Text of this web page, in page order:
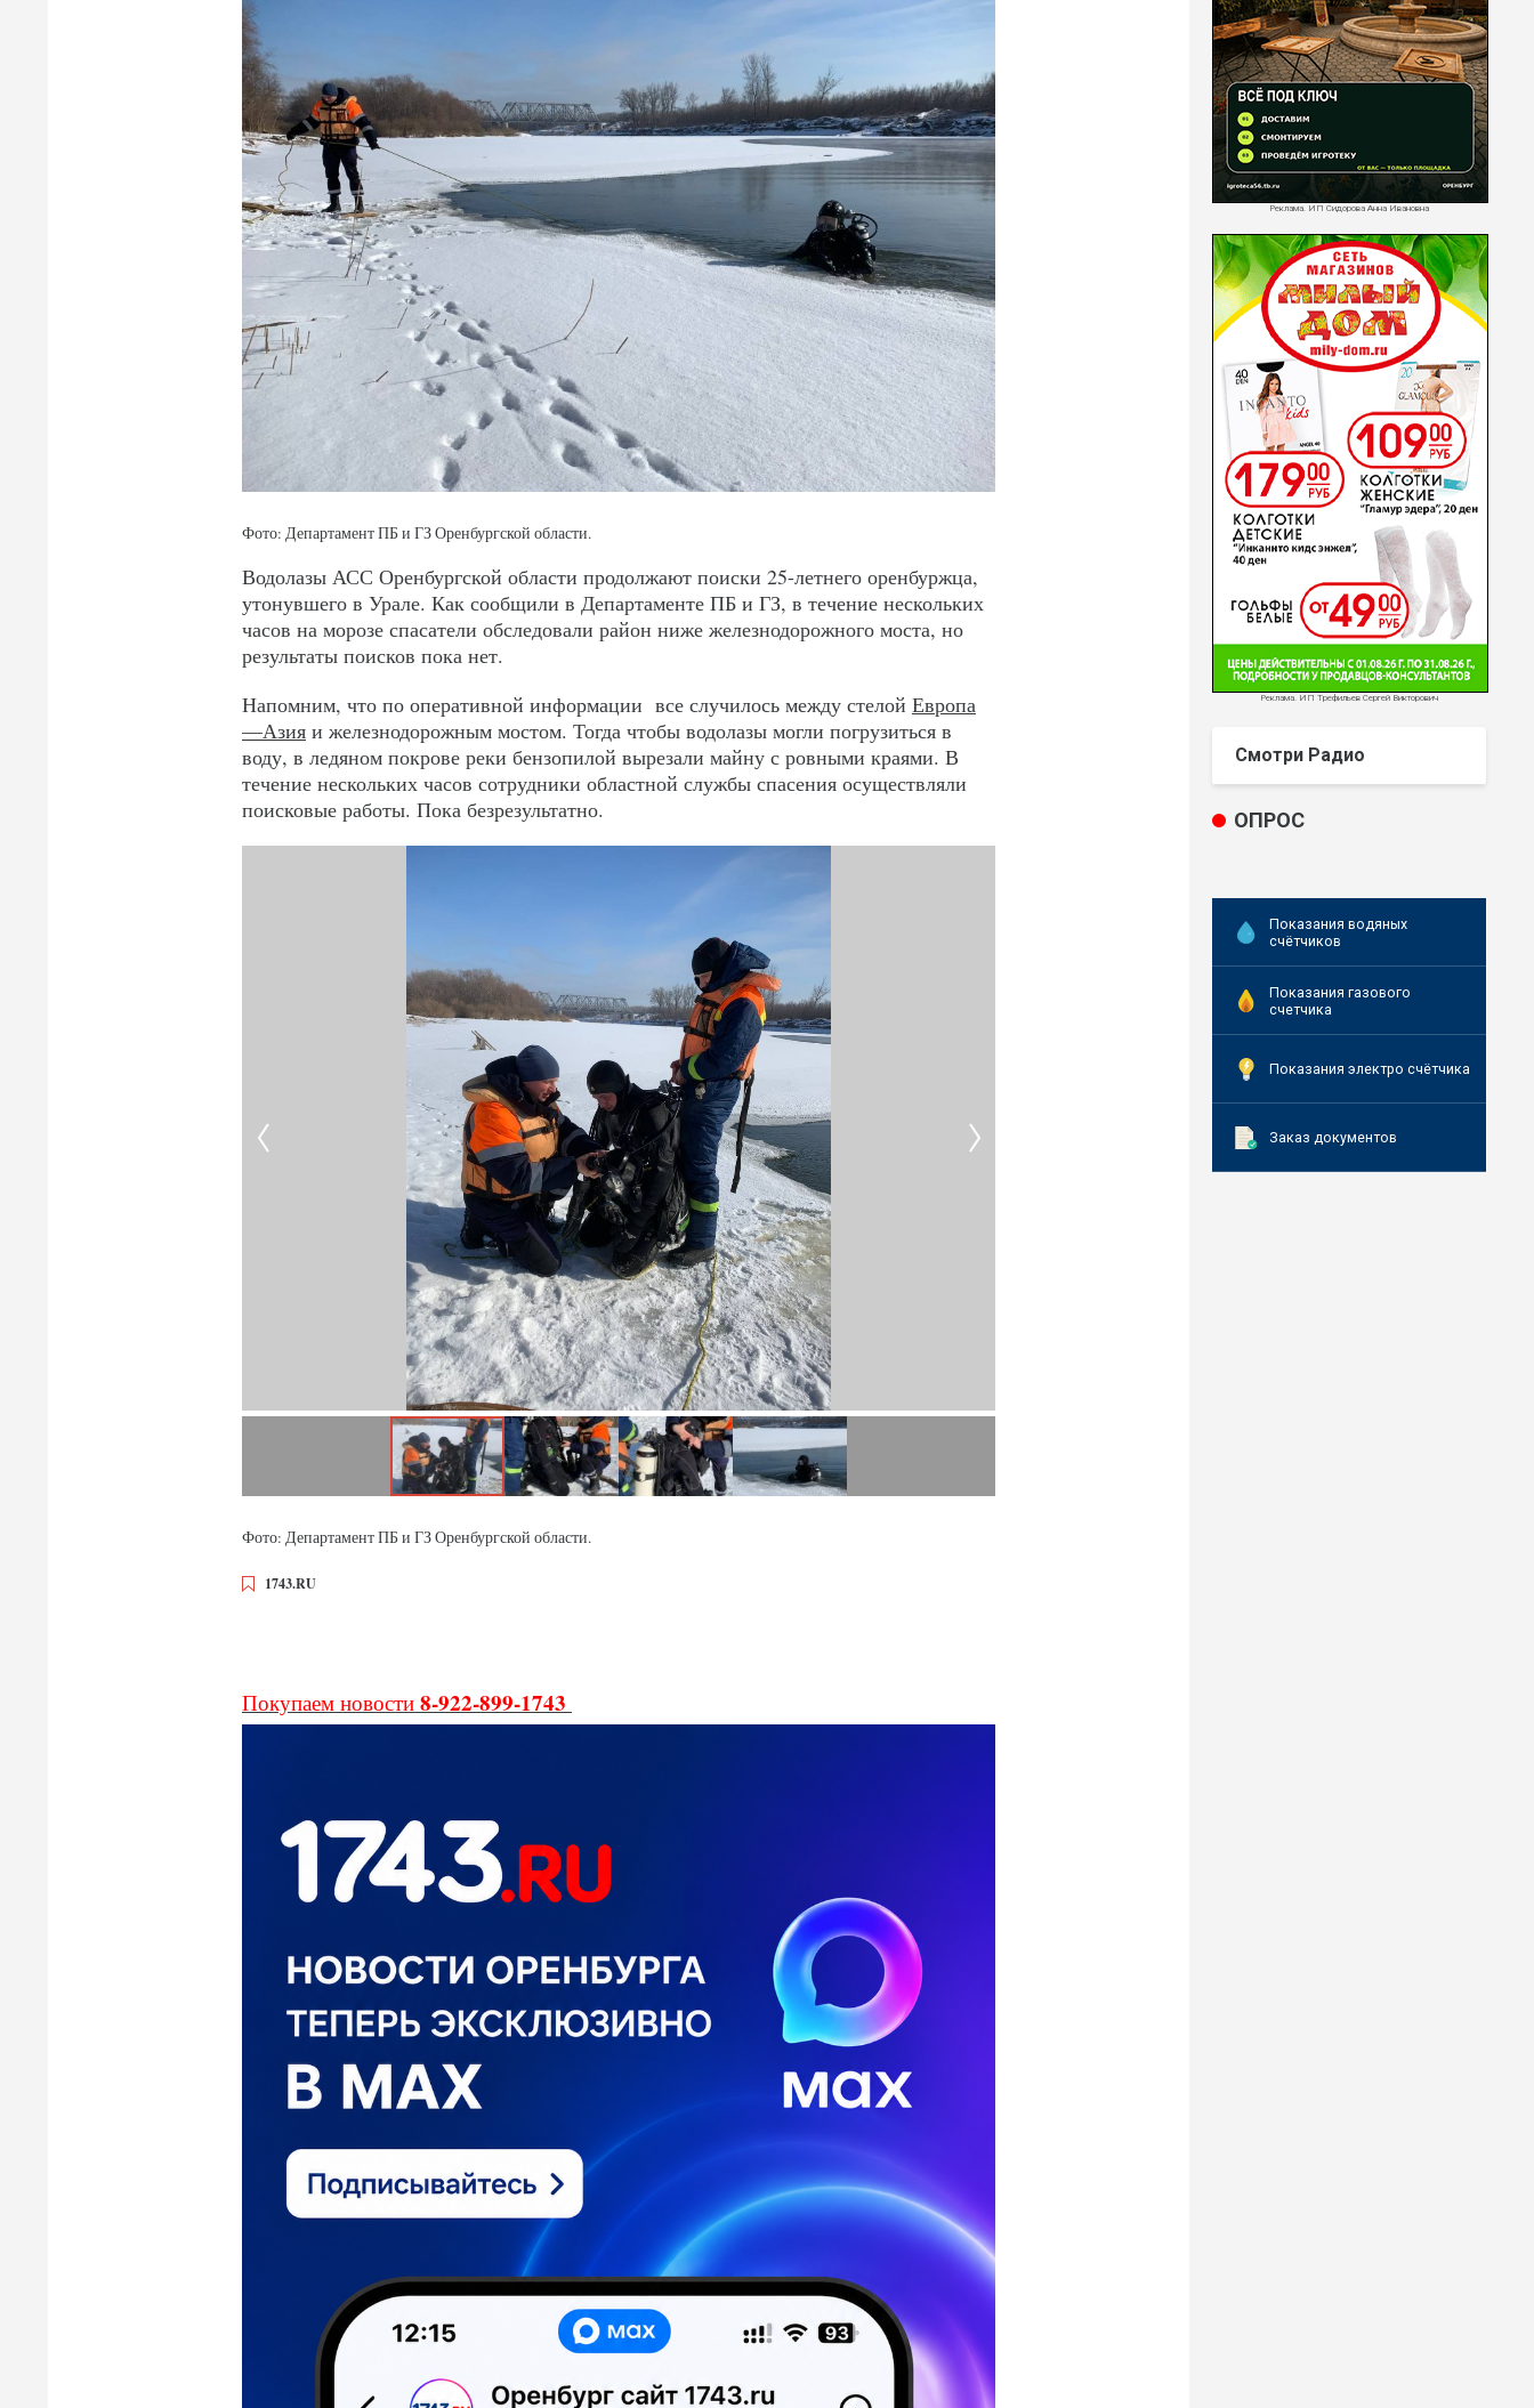
Фото: Департамент ПБ и ГЗ Оренбургской области.
Водолазы АСС Оренбургской области продолжают поиски 25-летнего оренбуржца,
утонувшего в Урале. Как сообщили в Департаменте ПБ и ГЗ, в течение нескольких
часов на морозе спасатели обследовали район ниже железнодорожного моста, но
результаты поисков пока нет.
Напомним, что по оперативной информации все случилось между стелой Европа
—Азия и железнодорожным мостом. Тогда чтобы водолазы могли погрузиться в
воду, в ледяном покрове реки бензопилой вырезали майну с ровными краями. В
течение нескольких часов сотрудники областной службы спасения осуществляли
поисковые работы. Пока безрезультатно.
Фото: Департамент ПБ и ГЗ Оренбургской области.
1743.RU
Покупаем новости 8-922-899-1743
Реклама. ИП Сидорова Анна Ивановна
Реклама. ИП Трефильев Сергей Викторович
Смотри Радио
ОПРОС
Показания водяных
счётчиков
Показания газового
счетчика
Показания электро счётчика
Заказ документов